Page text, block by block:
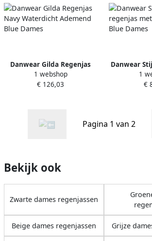
Danwear Gilda Regenjas
Navy Waterdicht Ademend
Blue Dames
1 webshop
€ 126,03
Danwear
met
1
€
Pagina 1 van 2
Bekijk ook
Zwarte dames regenjassen
Beige dames regenjassen Grijze